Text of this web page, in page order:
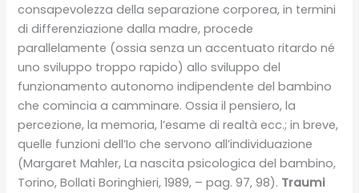
consapevolezza della separazione corporea, in termini
di differenziazione dalla madre, procede
parallelamente (ossia senza un accentuato ritardo né
uno sviluppo troppo rapido) allo sviluppo del
funzionamento autonomo indipendente del bambino
che comincia a camminare. Ossia il pensiero, la
percezione, la memoria, l’esame di realtà ecc.; in breve,
quelle funzioni dell’Io che servono all’individuazione
(Margaret Mahler, La nascita psicologica del bambino,
Torino, Bollati Boringhieri, 1989, – pag. 97, 98). Traumi